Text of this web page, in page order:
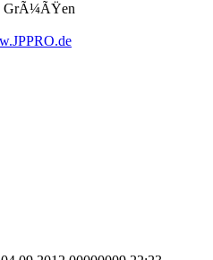
GrÃ¼ÃŸen